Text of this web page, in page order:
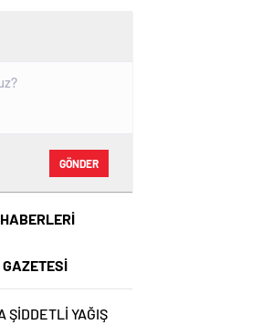
GÖNDER
HABERLERİ
ŞİDDETLİ YAĞIŞ